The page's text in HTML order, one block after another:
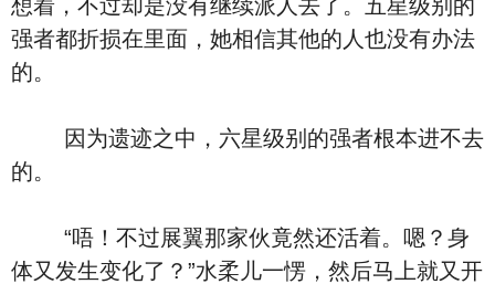
想着，不过却是没有继续派人去了。五星级别的
强者都折损在里面，她相信其他的人也没有办法
的。
因为遗迹之中，六星级别的强者根本进不去
的。
“唔！不过展翼那家伙竟然还活着。嗯？身
体又发生变化了？”水柔儿一愣，然后马上就又开